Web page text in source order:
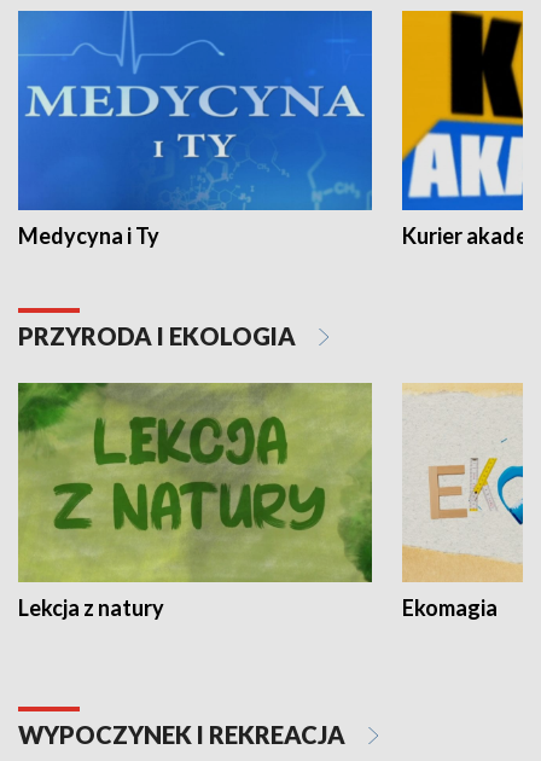
Medycyna i Ty Kurier
PRZYRODA I EKOLOGIA
Lekcja z natury Ekomagia
WYPOCZYNEK I REKREACJA